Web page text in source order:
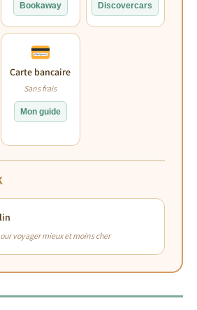
Bookaway Discovercars
Carte bancaire
Sans frais
Mon guide
voyager mieux et moins cher